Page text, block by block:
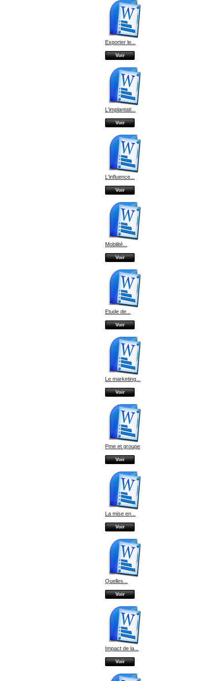
Exporter le...
Voir
L'implantati...
Voir
L'influence...
Voir
Mobilité...
Voir
Etude de...
Voir
Le marketing...
Voir
Pme et groupe
Voir
La mise en...
Voir
Quelles...
Voir
Impact de la...
Voir